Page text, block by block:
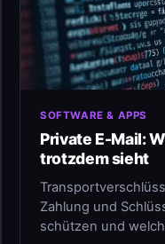
SOFTWARE & APPS
Private E-Mail:
trotzdem sieht
Zahlung und
schützen und